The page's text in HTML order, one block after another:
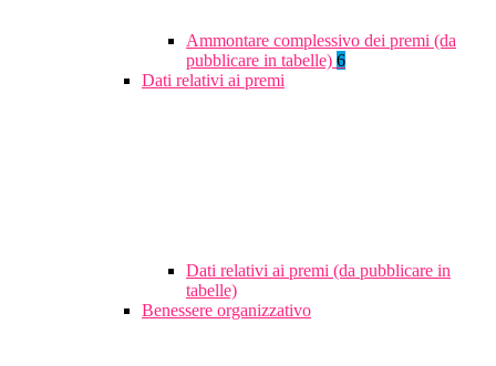
Ammontare complessivo dei premi (da
pubblicare in tabelle) 6
Dati relativi ai premi
Dati relativi ai premi (da pubblicare in
tabelle)
Benessere organizzativo